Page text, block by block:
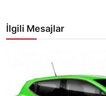
İlgili Mesajlar